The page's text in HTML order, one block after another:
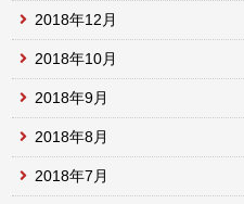
2018年12月
2018年10月
2018年9月
2018年8月
2018年7月